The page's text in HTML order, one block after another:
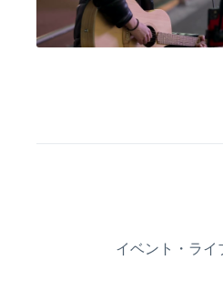
イベント・ライ